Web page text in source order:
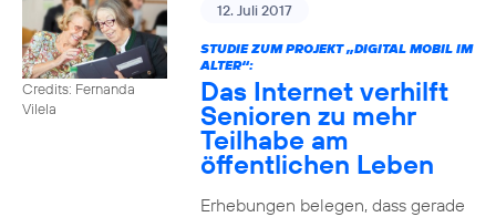
Credits: Fernanda
Vilela
12. Juli 2017
STUDIE ZUM PROJEKT „DIGITAL MOBIL IM
ALTER“:
Das Internet verhilft
Senioren zu mehr
Teilhabe am
öffentlichen Leben
Erhebungen belegen, dass gerade